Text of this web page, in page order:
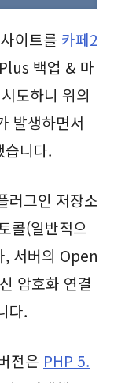
이트를 카페2
백업 & 마
도하니 위의
발생하면서
습니다.
러그인 저장소
콜(일반적으
, 서버의 Open
암호화 연결
다.
전은 PHP 5.